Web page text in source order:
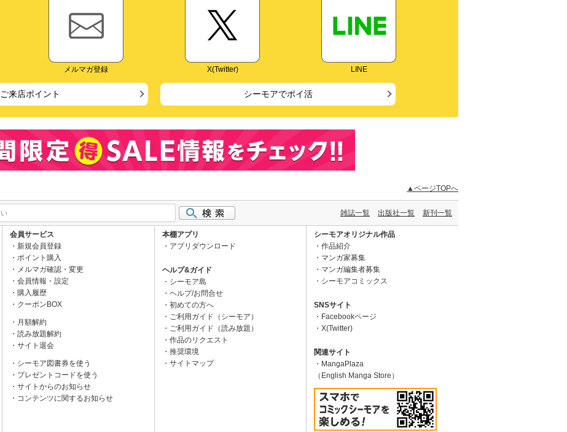
メルマガ登録 X(Twitter) LINE
ご来店ポイント シーモアでポイ活
▲ページTOPへ
雑誌一覧 出版社一覧 新刊一覧
会員サービス
新規会員登録
ポイント購入
メルマガ確認・変更
会員情報・設定
購入履歴
クーポンBOX
月額解約
読み放題解約
サイト退会
シーモア図書券を使う
プレゼントコードを使う
サイトからのお知らせ
コンテンツに関するお知らせ
本棚アプリ
アプリダウンロード
ヘルプ&ガイド
シーモア島
ヘルプ/お問合せ
初めての方へ
ご利用ガイド（シーモア）
ご利用ガイド（読み放題）
作品のリクエスト
推奨環境
サイトマップ
シーモアオリジナル作品
作品紹介
マンガ家募集
マンガ編集者募集
シーモアコミックス
SNSサイト
Facebookページ
X(Twitter)
関連サイト
MangaPlaza
（English Manga Store）